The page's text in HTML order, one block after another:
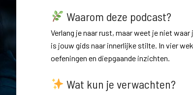
Waarom deze podcast?
Verlang je naar rust, maar weet je niet
is jouw gids naar innerlijke stilte. In vier
oefeningen en diepgaande inzichten.
Wat kun je verwachten?